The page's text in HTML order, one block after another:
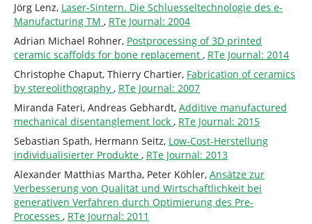
Jörg Lenz, Laser-Sintern. Die Schluesseltechnologie des e-
Manufacturing TM , RTe Journal: 2004
Adrian Michael Rohner, Postprocessing of 3D printed
ceramic scaffolds for bone replacement , RTe Journal: 2014
Christophe Chaput, Thierry Chartier, Fabrication of ceramics
by stereolithography , RTe Journal: 2007
Miranda Fateri, Andreas Gebhardt, Additive manufactured
mechanical disentanglement lock , RTe Journal: 2015
Sebastian Spath, Hermann Seitz, Low-Cost-Herstellung
individualisierter Produkte , RTe Journal: 2013
Alexander Matthias Martha, Peter Köhler, Ansätze zur
Verbesserung von Qualität und Wirtschaftlichkeit bei
generativen Verfahren durch Optimierung des Pre-
Processes , RTe Journal: 2011